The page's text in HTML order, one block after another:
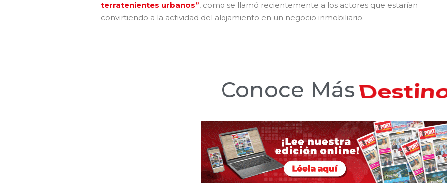
terratenientes urbanos”, como se llamó recientemente a los actores que estarían
convirtiendo a la actividad del alojamiento en un negocio inmobiliario.
Conoce Más